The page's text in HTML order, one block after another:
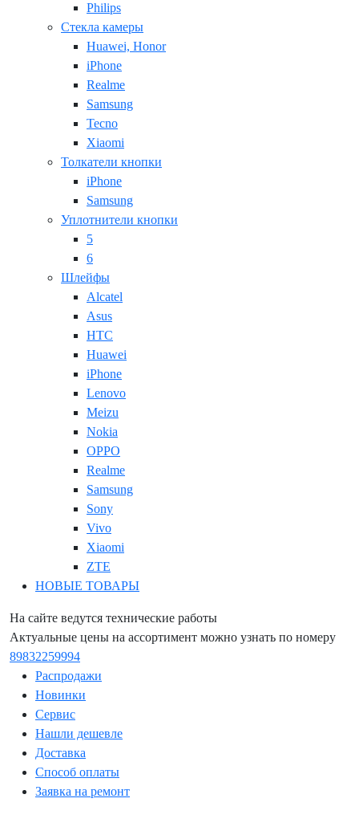
Philips
Стекла камеры
Huawei, Honor
iPhone
Realme
Samsung
Tecno
Xiaomi
Толкатели кнопки
iPhone
Samsung
Уплотнители кнопки
5
6
Шлейфы
Alcatel
Asus
HTC
Huawei
iPhone
Lenovo
Meizu
Nokia
OPPO
Realme
Samsung
Sony
Vivo
Xiaomi
ZTE
НОВЫЕ ТОВАРЫ
На сайте ведутся технические работы
Актуальные цены на ассортимент можно узнать по номеру
89832259994
Распродажи
Новинки
Сервис
Нашли дешевле
Доставка
Способ оплаты
Заявка на ремонт